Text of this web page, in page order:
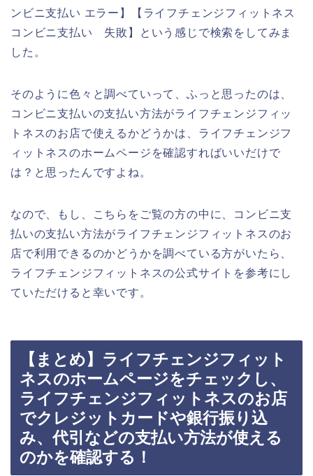
ンビニ支払い エラー】【ライフチェンジフィットネス
コンビニ支払い 失敗】という感じで検索をしてみま
した。
そのように色々と調べていって、ふっと思ったのは、
コンビニ支払いの支払い方法がライフチェンジフィッ
トネスのお店で使えるかどうかは、ライフチェンジフ
ィットネスのホームページを確認すればいいだけで
は？と思ったんですよね。
なので、もし、こちらをご覧の方の中に、コンビニ支
払いの支払い方法がライフチェンジフィットネスのお
店で利用できるのかどうかを調べている方がいたら、
ライフチェンジフィットネスの公式サイトを参考にし
ていただけると幸いです。
【まとめ】ライフチェンジフィット
ネスのホームページをチェックし、
ライフチェンジフィットネスのお店
でクレジットカードや銀行振り込
み、代引などの支払い方法が使える
のかを確認する！